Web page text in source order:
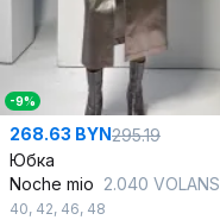
-9%
268.63 BYN295.19
Юбка
Noche mio 2.040 VOLANS
40, 42, 46, 48